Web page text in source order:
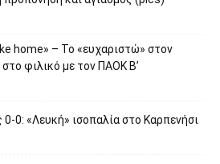
home» – Το «ευχαριστώ» στον
φιλικό με τον ΠΑΟΚ Β’
0: «Λευκή» ισοπαλία στο Καρπενήσι